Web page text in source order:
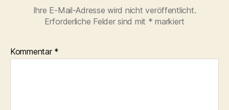
Ihre E-Mail-Adresse wird nicht veröffentlicht.
Erforderliche Felder sind mit * markiert
Kommentar *